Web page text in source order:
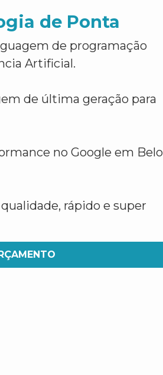
de Ponta
de programação
Artificial.
de última geração para
no Google em Belo
rápido e super